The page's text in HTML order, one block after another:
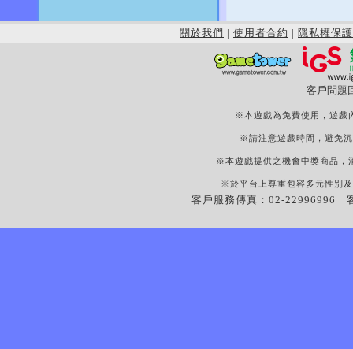
關於我們 | 使用者合約 | 隱私權保護
客戶問題
※本遊戲為免費使用，遊戲
※請注意遊戲時間，避免
※本遊戲提供之機會中獎商品，
※於平台上尊重包容多元性別
客戶服務傳真：02-22996996